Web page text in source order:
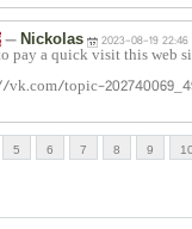
— Nickolas 2023-08-19 22:46
topic-
5 6 7 8 9